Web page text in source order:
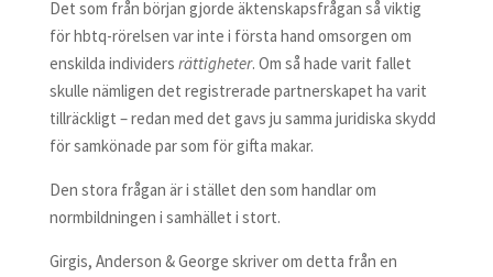
Det som från början gjorde äktenskapsfrågan så viktig
för hbtq-rörelsen var inte i första hand omsorgen om
enskilda individers rättigheter. Om så hade varit fallet
skulle nämligen det registrerade partnerskapet ha varit
tillräckligt – redan med det gavs ju samma juridiska skydd
för samkönade par som för gifta makar.
Den stora frågan är i stället den som handlar om
normbildningen i samhället i stort.
Girgis, Anderson & George skriver om detta från en